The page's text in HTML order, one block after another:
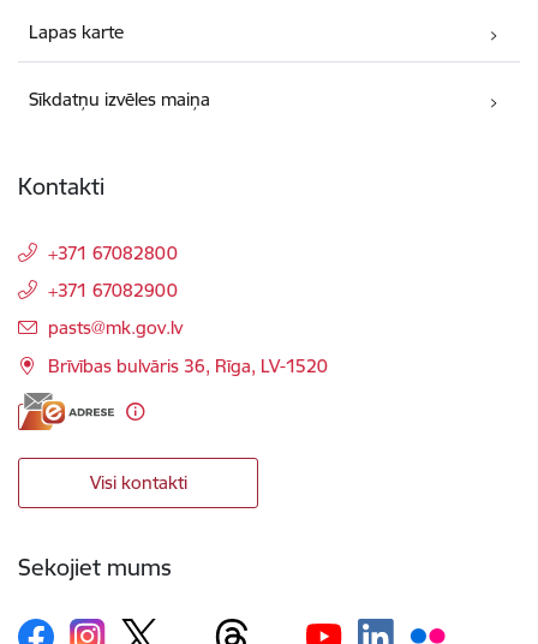
Lapas karte
Sīkdatņu izvēles maiņa
Kontakti
+371 67082800
+371 67082900
E-pasts:
pasts@mk.gov.lv
Brīvības bulvāris 36, Rīga, LV-1520
Visi kontakti
Sekojiet mums